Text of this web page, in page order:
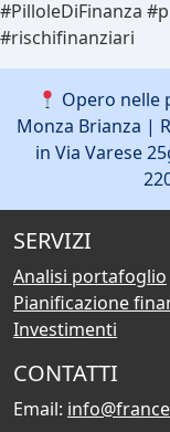
#PilloleDiFinanza
#rischifinanziari
Opero nelle
Monza Brianza |
in Via Varese
SERVIZI
Analisi portafoglio
Pianificazione
Investimenti
CONTATTI
Email: